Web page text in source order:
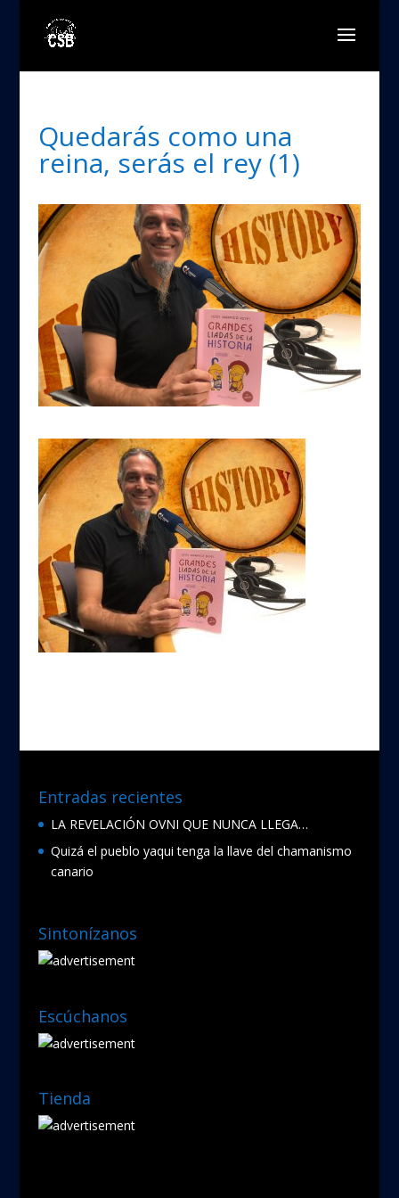
Quedarás como una
reina, serás el rey (1)
Entradas recientes
LA REVELACIÓN OVNI QUE NUNCA LLEGA…
Quizá el pueblo yaqui tenga la llave del chamanismo
canario
Sintonízanos
Escúchanos
Tienda